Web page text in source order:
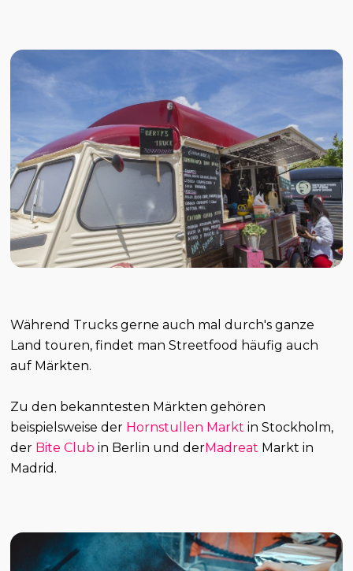
Während Trucks gerne auch mal durch's ganze
Land touren, findet man Streetfood häufig auch
auf Märkten.
Zu den bekanntesten Märkten gehören
beispielsweise der Hornstullen Markt in Stockholm,
der Bite Club in Berlin und derMadreat Markt in
Madrid.